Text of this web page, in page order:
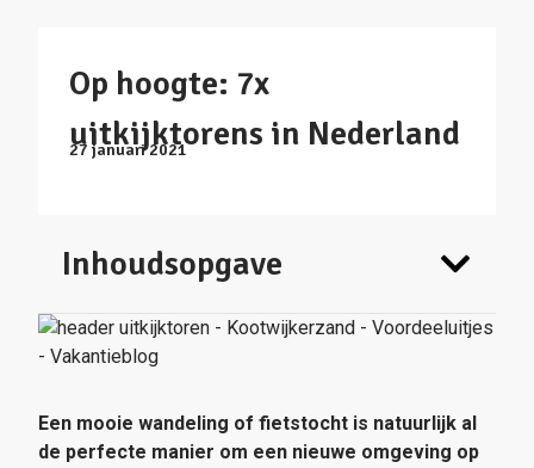
Op hoogte: 7x
uitkijktorens in Nederland
27 januari 2021
Inhoudsopgave
Een mooie wandeling of fietstocht is natuurlijk al
de perfecte manier om een nieuwe omgeving op